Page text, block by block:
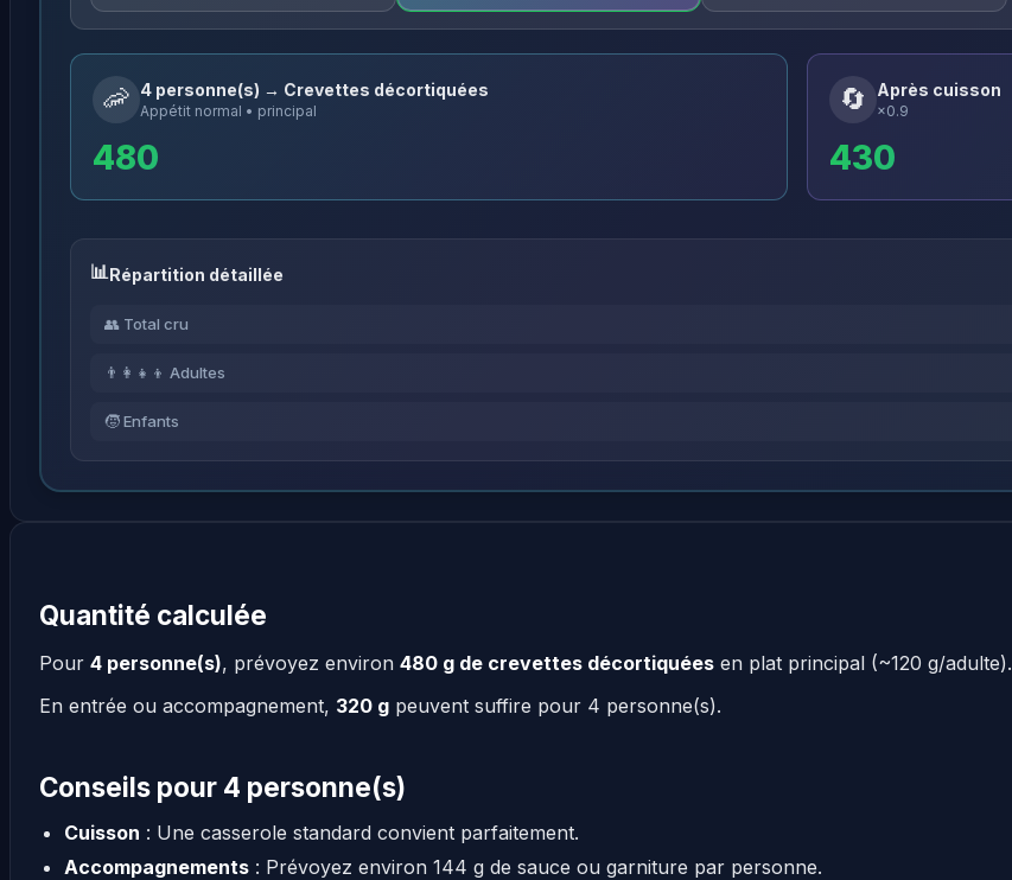
🦐 4 personne(s) → Crevettes décortiquées
Appétit normal • principal
480
🔄 Après cuisson
×0.9
430
Répartition détaillée
👥 Total cru
👨‍👩‍👧‍👦 Adultes
🧒 Enfants
Quantité calculée
Pour 4 personne(s), prévoyez environ 480 g de crevettes décortiquées en plat principal (~120 g/adulte).
En entrée ou accompagnement, 320 g peuvent suffire pour 4 personne(s).
Conseils pour 4 personne(s)
Cuisson : Une casserole standard convient parfaitement.
Accompagnements: Prévoyez environ 144 g de sauce ou garniture par personne.